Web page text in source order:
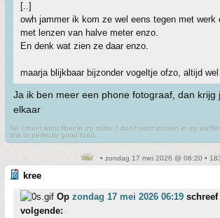
[..]
owh jammer ik kom ze wel eens tegen met werk
met lenzen van halve meter enzo.
En denk wat zien ze daar enzo.
maarja blijkbaar bijzonder vogeltje ofzo, altijd
Ja ik ben meer een phone fotograaf, dan krijg
elkaar
No I don't want fiber in my soda. I don't want protein in my
shit to perfectly good food.
• zondag 17 mei 2026 @ 06:20 •
kree
Op zondag 17 mei 2026 06:19 schreef
volgende: